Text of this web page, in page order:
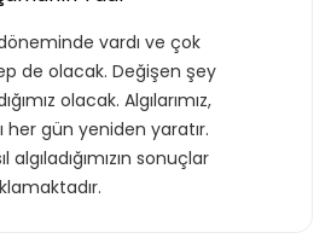
vardı ve çok
de olacak. Değişen şey
olacak. Algılarımız,
her gün yeniden yaratır.
algıladığımızın sonuçlar
yolculukları; liderlik
öğrenme
eğitimleri